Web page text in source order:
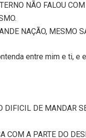
NÃO FALOU
NAÇÃO, MESMO
entre mim e ti,
DIFICIL DE MANDAR
COM A PARTE DO